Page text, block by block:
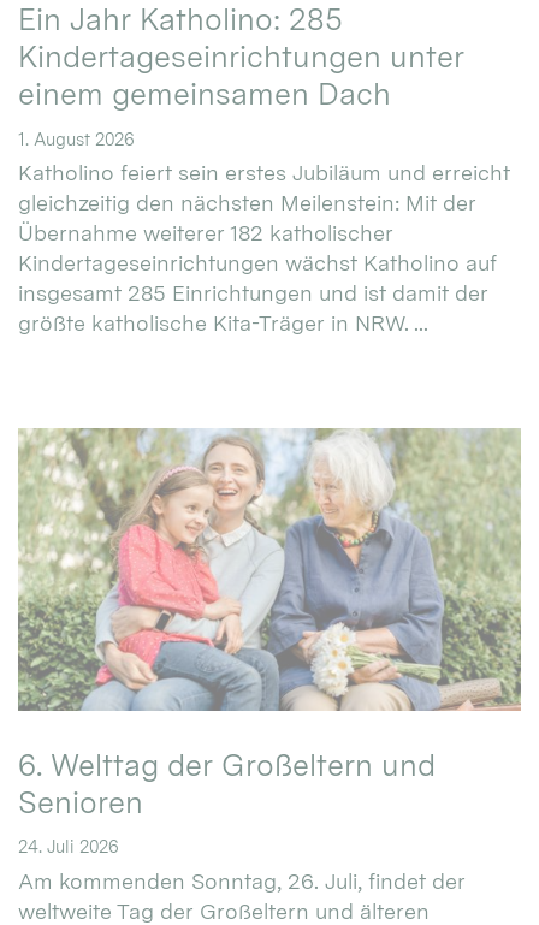
Ein Jahr Katholino: 285
Kindertageseinrichtungen unter
einem gemeinsamen Dach
1. August 2026
Katholino feiert sein erstes Jubiläum und erreicht
gleichzeitig den nächsten Meilenstein: Mit der
Übernahme weiterer 182 katholischer
Kindertageseinrichtungen wächst Katholino auf
insgesamt 285 Einrichtungen und ist damit der
größte katholische Kita-Träger in NRW. ...
6. Welttag der Großeltern und
Senioren
24. Juli 2026
Am kommenden Sonntag, 26. Juli, findet der
weltweite Tag der Großeltern und älteren